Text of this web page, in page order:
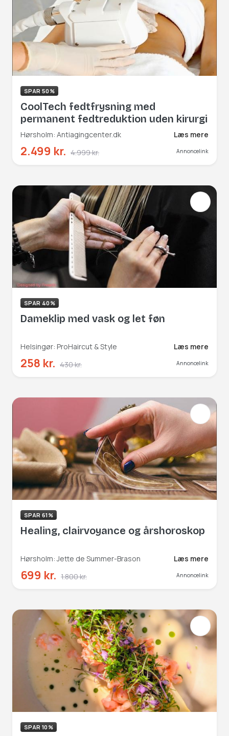
SPAR 50%
CoolTech fedtfrysning med
permanent fedtreduktion uden kirurgi
Hørsholm: Antiagingcenter.dk Læs mere
2.499 kr. 4.999 kr. Annoncelink
SPAR 40%
Dameklip med vask og let føn
Helsingør: ProHaircut & Style Læs mere
258 kr. 430 kr. Annoncelink
SPAR 61%
Healing, clairvoyance og årshoroskop
Hørsholm: Jette de Summer-Brason Læs mere
699 kr. 1.800 kr. Annoncelink
SPAR 10%